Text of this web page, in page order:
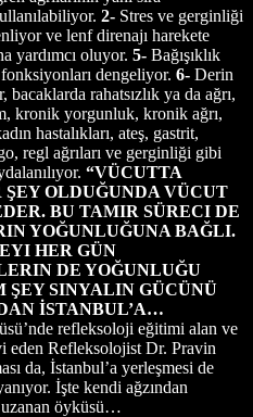
2- Stres ve gerginliği
ve lenf direnajı harekete
yardımcı oluyor. 5- Bağışıklık
dengeliyor. 6- Derin
bacaklarda rahatsızlık ya da ağrı,
kronik yorgunluk, kronik ağrı,
hastalıkları, ateş, gastrit,
regl ağrıları ve gerginliği gibi
“VÜCUTTA
OLDUĞUNDA VÜCUT
BU TAMIR SÜRECI DE
YOĞUNLUĞUNA BAĞLI.
HER GÜN
DE YOĞUNLUĞU
SINYALIN GÜCÜNÜ
İSTANBUL’A…
refleksoloji eğitimi alan ve
eden Refleksolojist Dr. Pravin
da, İstanbul’a yerleşmesi de
İşte kendi ağzından
uzanan öyküsü…